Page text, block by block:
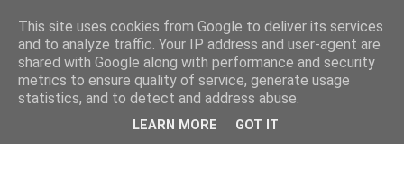
kristietim
viss, kas jāzin kristietim
This site uses cookies from Google to deliver its services
and to analyze traffic. Your IP address and user-agent are
shared with Google along with performance and security
metrics to ensure quality of service, generate usage
statistics, and to detect and address abuse.
LEARN MORE GOT IT